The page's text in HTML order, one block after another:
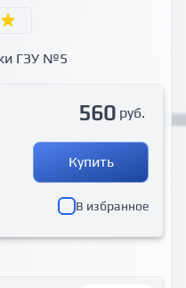
ГЗУ №5
560 руб.
Купить
В избранное